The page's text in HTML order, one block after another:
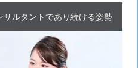
ルタントであり続ける姿勢